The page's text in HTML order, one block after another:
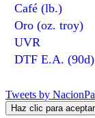
Café (lb.)
Oro (oz. troy)
UVR
DTF E.A. (90d)
Tweets by
Haz clic para